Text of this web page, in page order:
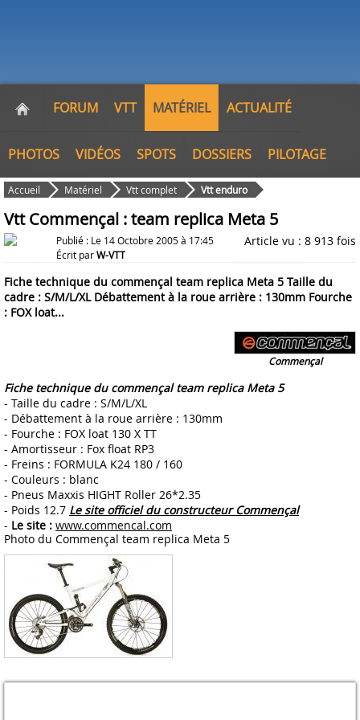
FORUM VTT MATÉRIEL ACTUALITÉ
PHOTOS VIDÉOS SPOTS DOSSIERS PILOTAGE
Accueil Matériel Vtt complet Vtt enduro
Vtt Commençal : team replica Meta 5
Publié : Le 14 Octobre 2005 à 17:45
Écrit parW-VTT
Article vu : 8 913 fois
Fiche technique du commençal team replica Meta 5 Taille du
cadre : S/M/L/XL Débattement à la roue arrière : 130mm Fourche
: FOX loat...
Commençal
Fiche technique du commençal team replica Meta 5
- Taille du cadre : S/M/L/XL
- Débattement à la roue arrière : 130mm
- Fourche : FOX loat 130 X TT
- Amortisseur : Fox float RP3
- Freins : FORMULA K24 180 / 160
- Couleurs : blanc
- Pneus Maxxis HIGHT Roller 26*2.35
- Poids 12.7 Le site officiel du constructeur Commençal
- Le site : www.commencal.com
Photo du Commençal team replica Meta 5